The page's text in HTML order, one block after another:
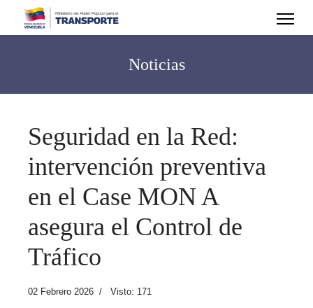
Noticias
Seguridad en la Red:
intervención preventiva
en el Case MON A
asegura el Control de
Tráfico
02 Febrero 2026 Visto: 171